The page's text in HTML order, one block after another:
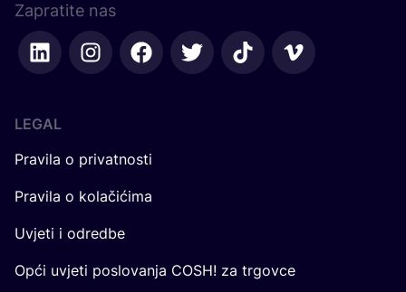
Zapratite nas
LEGAL
Pravila o privatnosti
Pravila o kolačićima
Uvjeti i odredbe
Opći uvjeti poslovanja COSH! za trgovce